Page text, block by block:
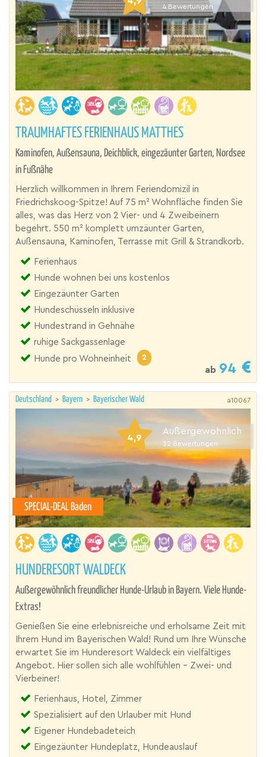
4 Bewertungen
TRAUMHAFTES FERIENHAUS MATTHES
Kaminofen, Außensauna, Deichblick, eingezäunter Garten, Nordsee
in Fußnähe
Herzlich willkommen in Ihrem Feriendomizil in
Friedrichskoog-Spitze! Auf 75 m² Wohnfläche finden Sie
alles, was das Herz von 2 Vier- und 4 Zweibeinern
begehrt. 550 m² komplett umzäunter Garten,
Außensauna, Kaminofen, Terrasse mit Grill & Strandkorb.
Ferienhaus
Hunde wohnen bei uns kostenlos
Eingezäunter Garten
Hundeschüsseln inklusive
Hundestrand in Gehnähe
ruhige Sackgassenlage
Hunde pro Wohneinheit
2
ab 94
Deutschland > Bayern > Bayerischer Wald a10067
4,9
Außergewöhnlich
32 Bewertungen
SPECIAL-DEAL Baden
HUNDERESORT WALDECK
Außergewöhnlich freundlicher Hunde-Urlaub in Bayern. Viele Hunde-
Extras!
Genießen Sie eine erlebnisreiche und erholsame Zeit mit
Ihrem Hund im Bayerischen Wald! Rund um Ihre Wünsche
erwartet Sie im Hunderesort Waldeck ein vielfältiges
Angebot. Hier sollen sich alle wohlfühlen – Zwei- und
Vierbeiner!
Ferienhaus, Hotel, Zimmer
Spezialisiert auf den Urlauber mit Hund
Eigener Hundebadeteich
Eingezäunter Hundeplatz, Hundeauslauf